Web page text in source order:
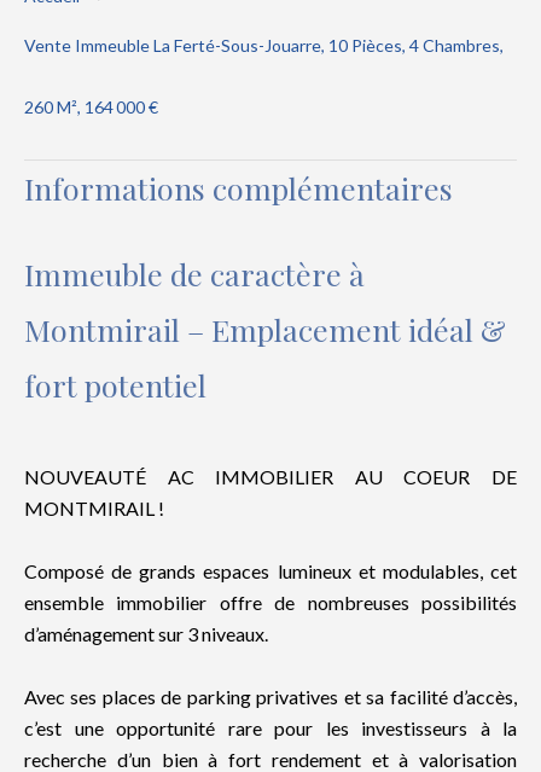
Vente Immeuble La Ferté-Sous-Jouarre, 10 Pièces, 4 Chambres,
260 M², 164 000 €
Informations complémentaires
Immeuble de caractère à
Montmirail – Emplacement idéal &
fort potentiel
NOUVEAUTÉ AC IMMOBILIER AU COEUR DE
MONTMIRAIL !
Composé de grands espaces lumineux et modulables, cet
ensemble immobilier offre de nombreuses possibilités
d’aménagement sur 3 niveaux.
Avec ses places de parking privatives et sa facilité d’accès,
c’est une opportunité rare pour les investisseurs à la
recherche d’un bien à fort rendement et à valorisation